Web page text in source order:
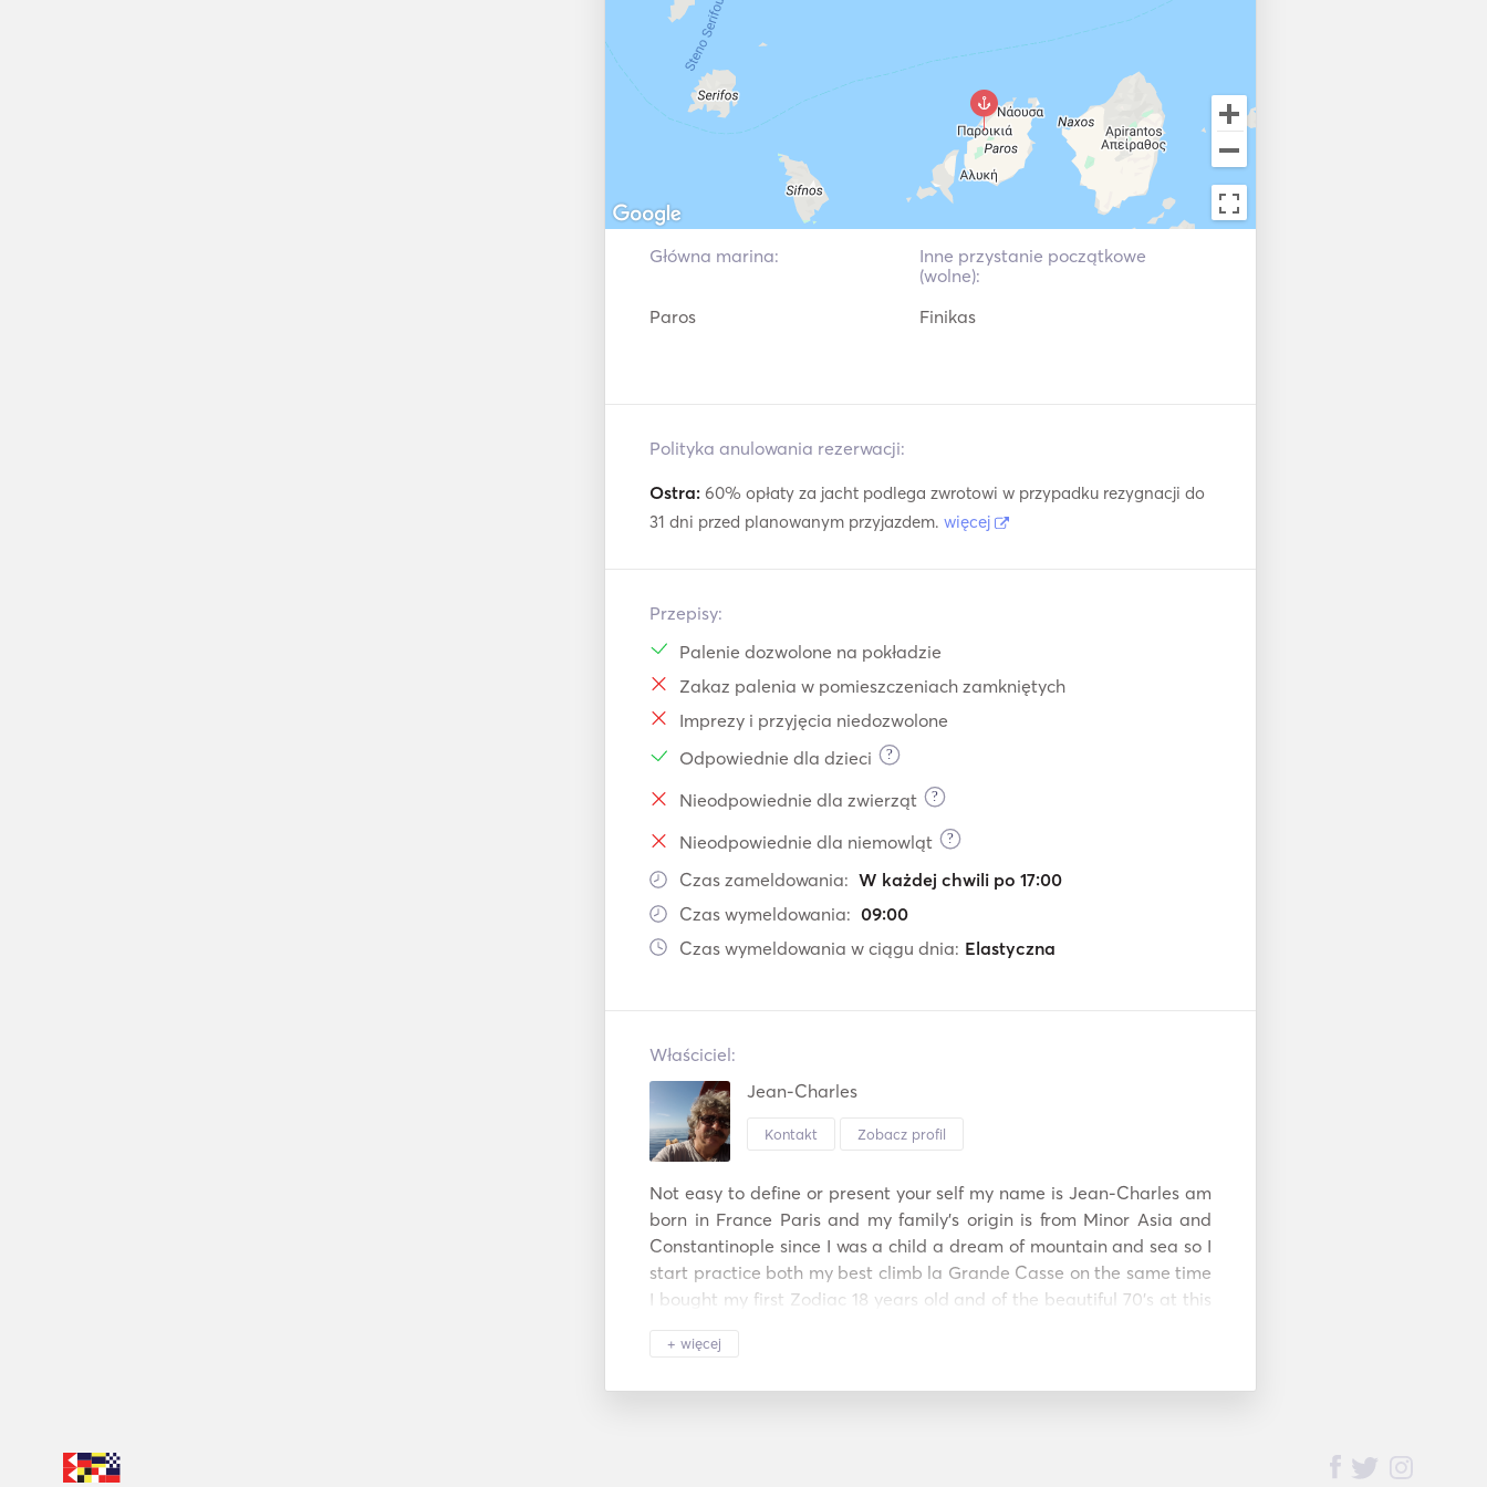
Główna marina:
Paros
Inne przystanie początkowe
(wolne):
Finikas
Polityka anulowania rezerwacji:
Ostra: 60% opłaty za jacht podlega zwrotowi w przypadku rezygnacji do
31 dni przed planowanym przyjazdem. więcej
Przepisy:
Palenie dozwolone na pokładzie
Zakaz palenia w pomieszczeniach zamkniętych
Imprezy i przyjęcia niedozwolone
Odpowiednie dla dzieci
?
Nieodpowiednie dla zwierząt ?
Nieodpowiednie dla niemowląt ?
Czas zameldowania: W każdej chwili po 17:00
Czas wymeldowania: 09:00
Czas wymeldowania w ciągu dnia: Elastyczna
Właściciel:
Jean-Charles
Kontakt Zobacz profil
Not easy to define or present your self my name is Jean-Charles am
born in France Paris and my family's origin is from Minor Asia and
Constantinople since I was a child a dream of mountain and sea so I
start practice both my best climb la Grande Casse on the same time
I bought my first Zodiac 18 years old and of the beautiful 70's at this
Grouper, free diving and of course I have seen the Big Blue at least
+ więcej